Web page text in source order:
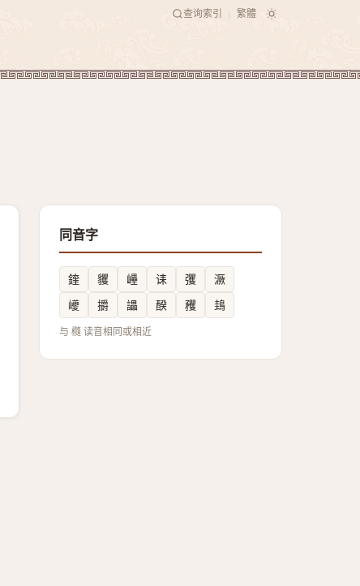
查询索引 繁體
同音字
鍷 貜 㠥 诔 彏
㵐
巙
㩱 讄 䤆 矡 䳏
与 㰐 读音相同或相近